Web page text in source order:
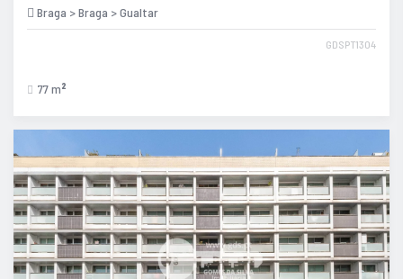
Braga > Braga > Gualtar
GDSPT1304
77 m 2